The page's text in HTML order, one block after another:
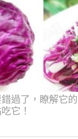
過了，瞭解它
它！